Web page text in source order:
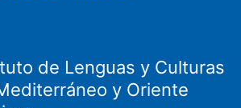
de Lenguas y Culturas
y Oriente